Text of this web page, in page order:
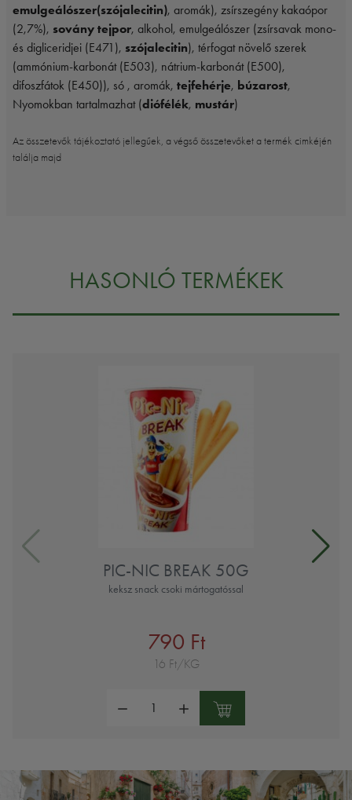
emulgeálószer(szójalecitin), aromák), zsírszegény kakaópor
(2,7%), sovány tejpor, alkohol, emulgeálószer (zsírsavak mono-
és digliceridjei (E471), szójalecitin), térfogat növelő szerek
(ammónium-karbonát (E503), nátrium-karbonát (E500),
difoszfátok (E450)), só , aromák, tejfehérje, búzarost,
Nyomokban tartalmazhat (diófélék, mustár)
Az összetevők tájékoztató jellegűek, a végső összetevőket a termék cimkéjén
találja majd
HASONLÓ TERMÉKEK
PIC-NIC BREAK 50G
keksz snack csoki mártogatóssal
790 Ft
16 Ft/KG